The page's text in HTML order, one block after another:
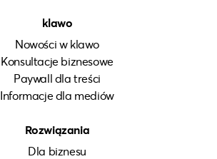
klawo
Nowości w klawo
Konsultacje biznesowe
Paywall dla treści
Informacje dla mediów
Rozwiązania
Dla biznesu